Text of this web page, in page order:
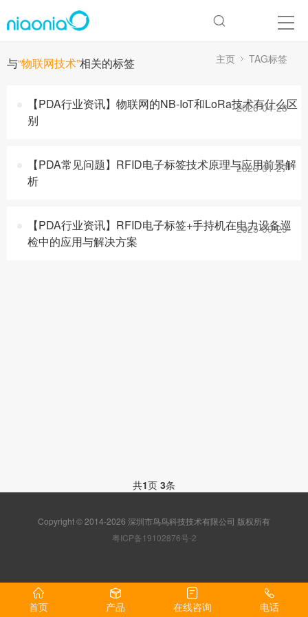
与“物联网技术”相关的标签 主页 TAG标签
【PDA行业资讯】物联网的NB-IoT和LoRa​技术有什么区
别
2026-04-28
【PDA常见问题】RFID电子标签技术原理与应用前景解
析
2026-01-27
【PDA行业资讯】RFID电子标签+手持机在电力设备巡
检中的应用与解决方案
2025-09-29
共1页 3条
Copyright © 2014-2026 深圳市鸟鸟科技技术有限公司 版权所有
粤ICP备19102876号-2
首页 产品 在线咨询 电话